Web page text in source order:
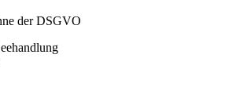
der DSGVO